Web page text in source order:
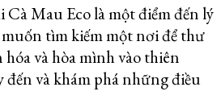
Mau Eco là một điểm đến lý
tìm kiếm một nơi để thư
và hòa mình vào thiên
đến và khám phá những điều